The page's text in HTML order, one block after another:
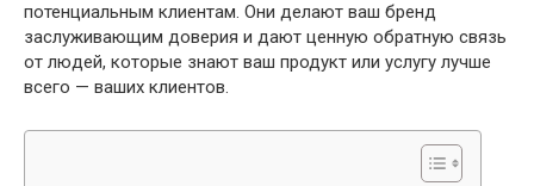
потенциальным клиентам. Они делают ваш бренд
заслуживающим доверия и дают ценную обратную связь
от людей, которые знают ваш продукт или услугу лучше
всего — ваших клиентов.